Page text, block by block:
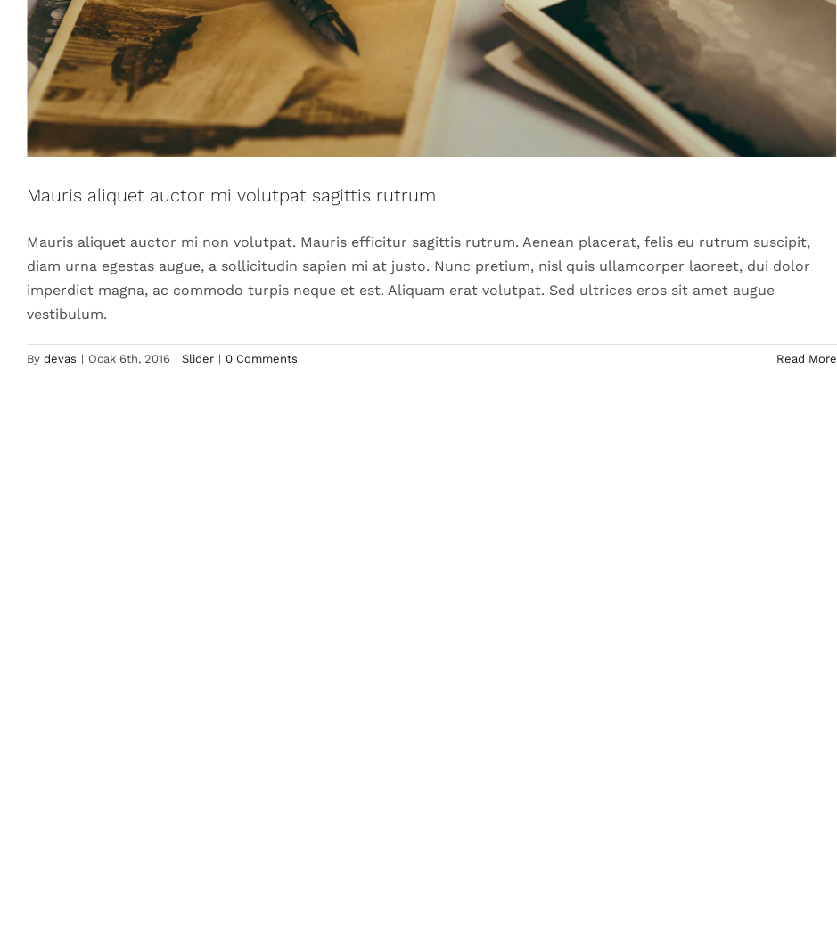
Mauris aliquet auctor mi volutpat sagittis rutrum
Mauris aliquet auctor mi non volutpat. Mauris efficitur sagittis rutrum. Aenean placerat, felis eu rutrum suscipit,
diam urna egestas augue, a sollicitudin sapien mi at justo. Nunc pretium, nisl quis ullamcorper laoreet, dui dolor
imperdiet magna, ac commodo turpis neque et est. Aliquam erat volutpat. Sed ultrices eros sit amet augue
vestibulum.
By devas | Ocak 6th, 2016 | Slider | 0 Comments Read More